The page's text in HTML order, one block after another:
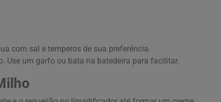
com sal e temperos de sua preferência.
Use um garfo ou bata na batedeira para facilitar.